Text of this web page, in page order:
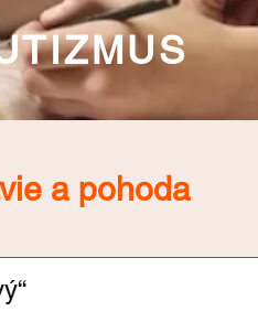
a pohoda